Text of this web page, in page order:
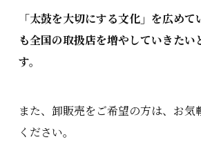
「太鼓を大切にする文化」を広め
も全国の取扱店を増やしていきたい
す。
また、卸販売をご希望の方は、お気
ください。